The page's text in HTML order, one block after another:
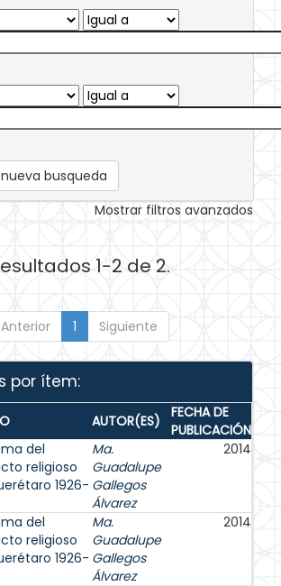
busqueda
Mostrar filtros avanzados
1-2 de 2.
Anterior 1 Siguiente
por ítem:
AUTOR(ES)
FECHA DE
PUBLICACIÓN
del
religioso
1926-
Ma.
Guadalupe
Gallegos
Álvarez
2014
del
religioso
1926-
Ma.
Guadalupe
Gallegos
Álvarez
2014